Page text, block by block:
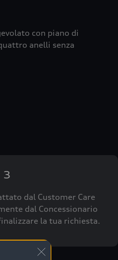
con piano di
anelli senza
3
dal Customer Care
dal Concessionario
la tua richiesta.